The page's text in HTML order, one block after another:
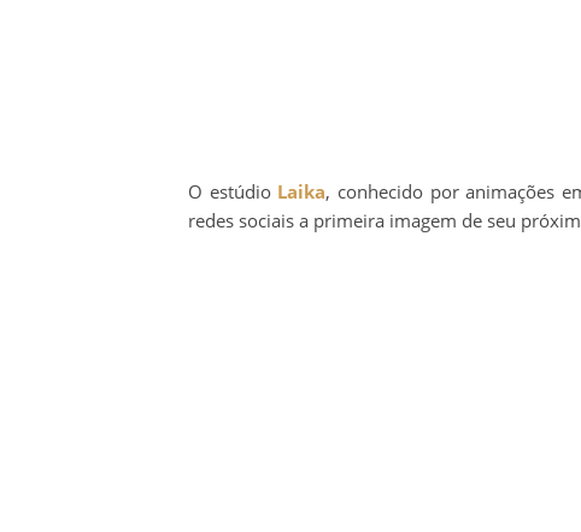
O estúdio Laika, conhecido por animações
redes sociais a primeira imagem de seu